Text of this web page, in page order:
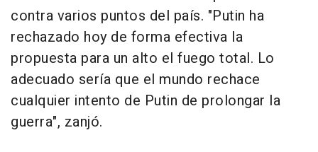
contra varios puntos del país. "Putin ha
rechazado hoy de forma efectiva la
propuesta para un alto el fuego total. Lo
adecuado sería que el mundo rechace
cualquier intento de Putin de prolongar la
guerra", zanjó.